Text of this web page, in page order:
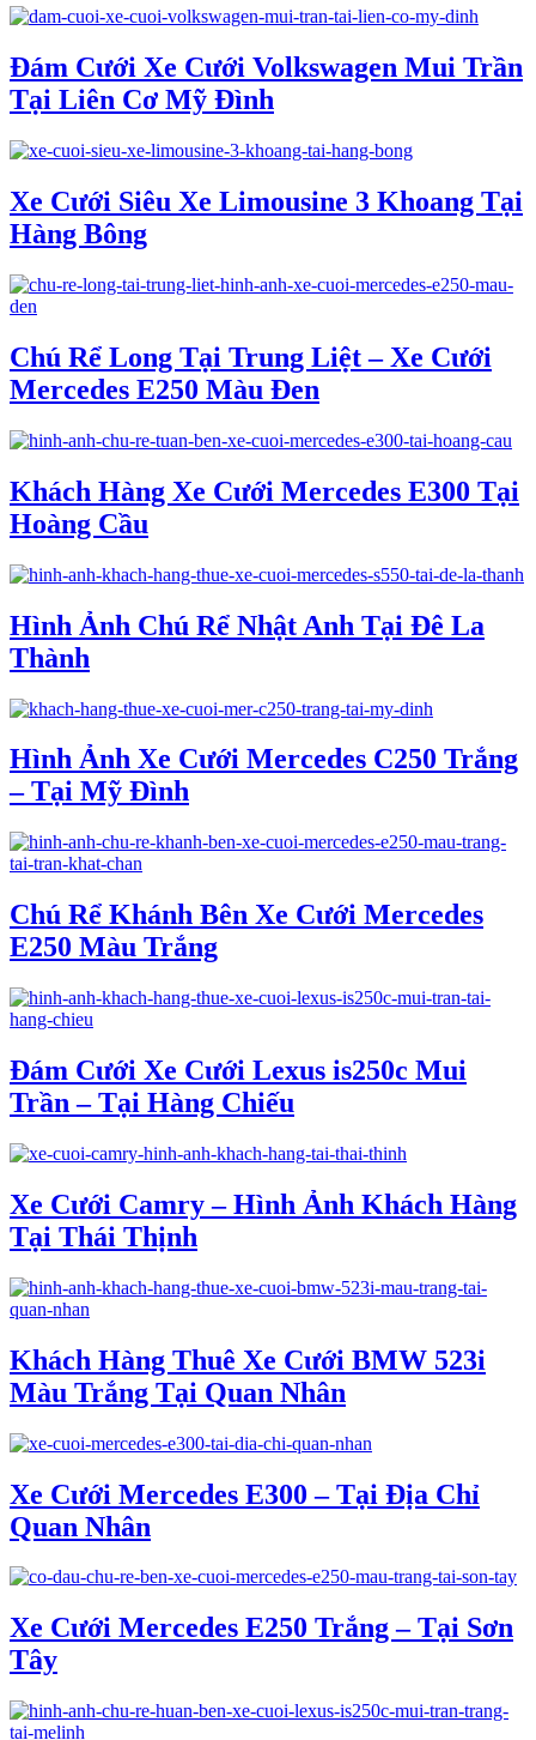
Đám Cưới Xe Cưới Volkswagen Mui Trần
Tại Liên Cơ Mỹ Đình
Xe Cưới Siêu Xe Limousine 3 Khoang Tại
Hàng Bông
Chú Rể Long Tại Trung Liệt – Xe Cưới
Mercedes E250 Màu Đen
Khách Hàng Xe Cưới Mercedes E300 Tại
Hoàng Cầu
Hình Ảnh Chú Rể Nhật Anh Tại Đê La
Thành
Hình Ảnh Xe Cưới Mercedes C250 Trắng
– Tại Mỹ Đình
Chú Rể Khánh Bên Xe Cưới Mercedes
E250 Màu Trắng
Đám Cưới Xe Cưới Lexus is250c Mui
Trần – Tại Hàng Chiếu
Xe Cưới Camry – Hình Ảnh Khách Hàng
Tại Thái Thịnh
Khách Hàng Thuê Xe Cưới BMW 523i
Màu Trắng Tại Quan Nhân
Xe Cưới Mercedes E300 – Tại Địa Chỉ
Quan Nhân
Xe Cưới Mercedes E250 Trắng – Tại Sơn
Tây